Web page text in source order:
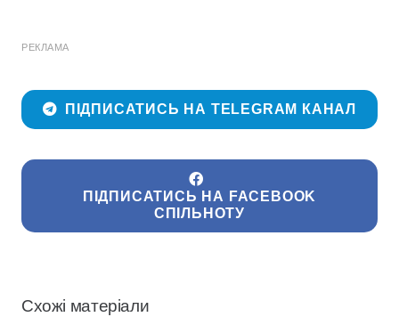
РЕКЛАМА
ПІДПИСАТИСЬ НА TELEGRAM КАНАЛ
ПІДПИСАТИСЬ НА FACEBOOK
СПІЛЬНОТУ
Схожі матеріали